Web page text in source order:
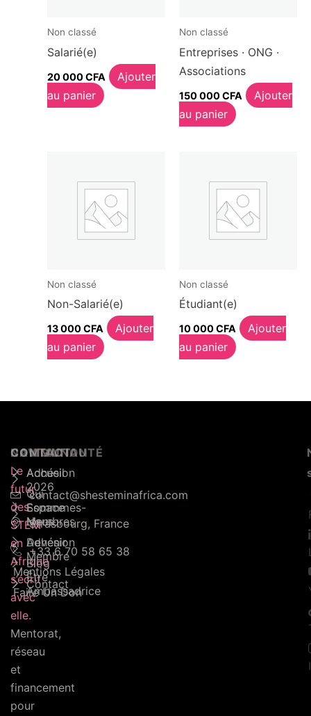
Non classé
Salarié(e)
20 000CFA
Ajouter
au panier
Non classé
Entreprises · ONG ·
Associations
150 000CFA
Ajouter
au panier
Non classé
Non-Salarié(e)
13 000CFA
Ajouter
au panier
Non classé
Étudiant(e)
10 000CFA
Ajouter
au panier
Le
futur
des
STEM
en
Afrique
s’écrit
avec
elle.
Mentorat,
réseau
et
financement
pour
NAVIGATION
Accueil
Qui
Sommmes-
Nous
Adhésion
Blog
Contact
COMMUNAUTÉ
Adhésion
2026
Espace
Membres
Devenir
Membre
Être
Ambassadrice
CONTACT
contact@shesteminafrica.com
Strasbourg, France
+33 6 70 58 65 38
Mentions Légales
Faire Un Don